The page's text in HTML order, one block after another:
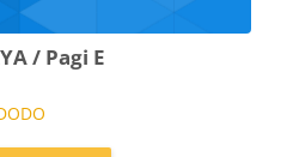
/ Pagi E